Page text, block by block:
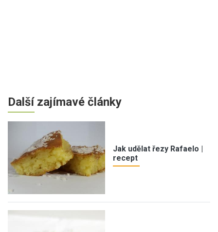
Další zajímavé články
Jak udělat řezy Rafaelo |
recept